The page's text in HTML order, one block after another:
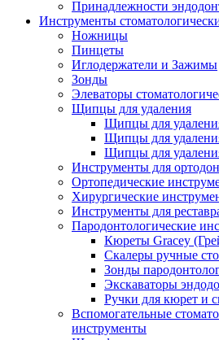
Принадлежности
Инструменты
Ножницы
Пинцеты
Иглодержатели и Зажимы
Зонды
Элеваторы
Щипцы для удаления
Щипцы для
Щипцы для
Щипцы для
Инструменты для
Ортопедические
Хирургические
Инструменты для
Пародонтологические
Кюреты Gracey
Скалеры ручные
Зонды
Экскаваторы
Ручки для кюрет и
Вспомогательные
инструменты